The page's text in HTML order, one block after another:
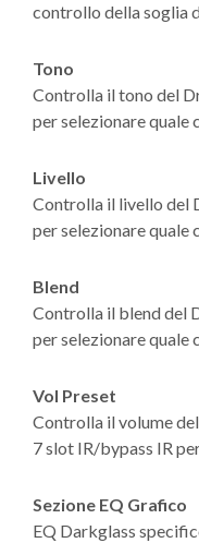
controllo della soglia
Tono
Controlla il tono del
per selezionare
Livello
Controlla il livello del
per selezionare
Blend
Controlla il blend del
per selezionare
Vol Preset
Controlla il volume
7 slot IR/bypass IR
Sezione EQ Grafico
EQ Darkglass